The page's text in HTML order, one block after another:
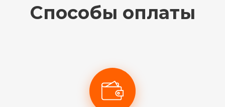
Способы оплаты